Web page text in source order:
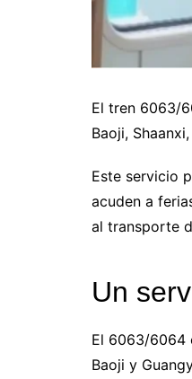
El tren 6063/
Baoji,
Este servicio
acuden a
al transporte
Un
El 6063/6064
Baoji y